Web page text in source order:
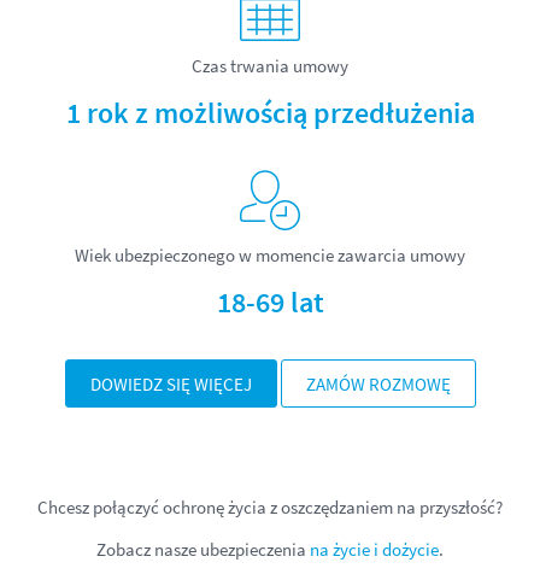
Czas trwania umowy
1 rok z możliwością przedłużenia
Wiek ubezpieczonego w momencie zawarcia umowy
18-69 lat
DOWIEDZ SIĘ WIĘCEJ ZAMÓW ROZMOWĘ
Chcesz połączyć ochronę życia z oszczędzaniem na przyszłość?
Zobacz nasze ubezpieczenia na życie i dożycie.